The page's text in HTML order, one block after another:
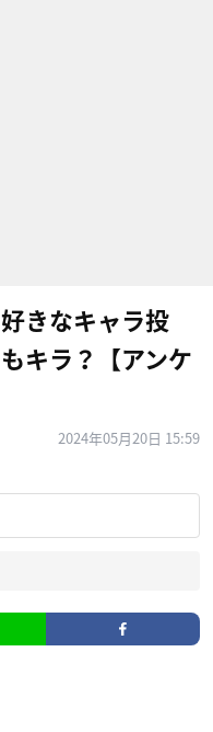
きなキャラ投
キラ？【アンケ
2024年05月20日 15:59